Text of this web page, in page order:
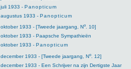
juli 1933 - Panopticum
augustus 1933 - Panopticum
oktober 1933 - [Tweede jaargang, No. 10]
oktober 1933 - Paapsche Sympathieën
oktober 1933 - Panopticum
december 1933 - [Tweede jaargang, No . 12]
december 1933 - Een Schrijver na zijn Dertigste Jaar